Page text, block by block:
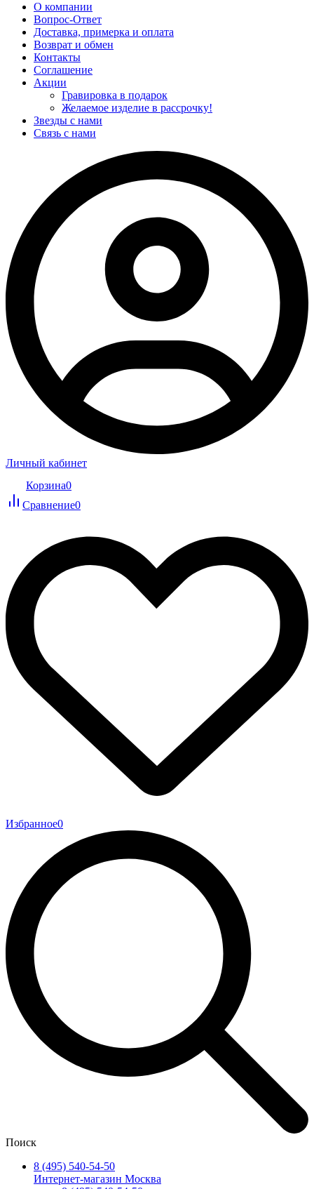
О компании
Вопрос-Ответ
Доставка, примерка и оплата
Возврат и обмен
Контакты
Соглашение
Акции
Гравировка в подарок
Желаемое изделие в рассрочку!
Звезды с нами
Связь с нами
Личный кабинет
Корзина0
Сравнение0
Избранное0
Поиск
8 (495) 540-54-50
Интернет-магазин Москва